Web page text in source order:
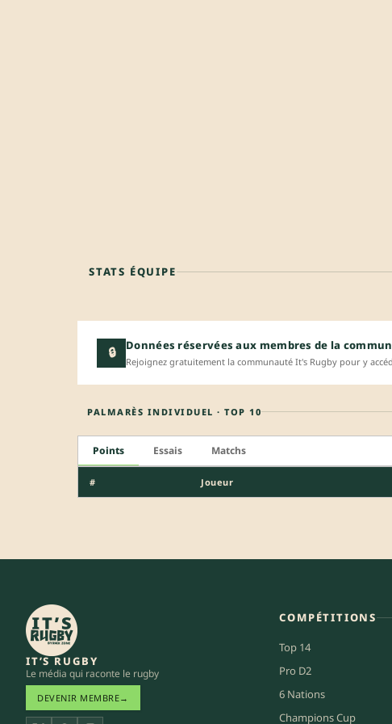
STATS ÉQUIPE
🔒 Données réservées aux membres de la
Rejoignez gratuitement la communauté It's Rugby pour y
PALMARÈS INDIVIDUEL · TOP 10
Points Essais Matchs
# Joueur
IT’S RUGBY
Le média qui raconte le rugby
DEVENIR MEMBRE→
COMPÉTITIONS
Top 14
Pro D2
6 Nations
Champions Cup